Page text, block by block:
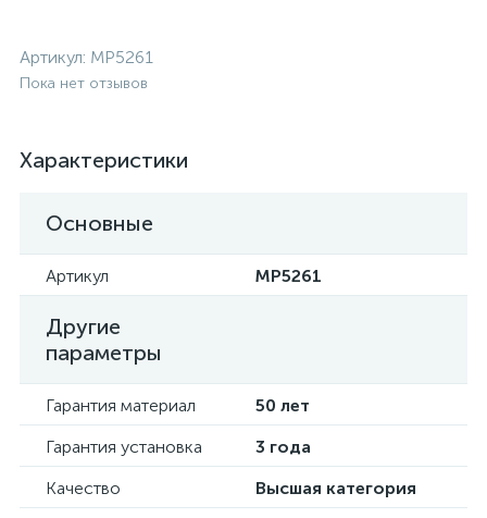
Артикул: MP5261
Пока нет отзывов
Характеристики
Основные
Артикул MP5261
Другие
параметры
Гарантия материал
50 лет
Гарантия установка
3 года
Качество
Высшая категория